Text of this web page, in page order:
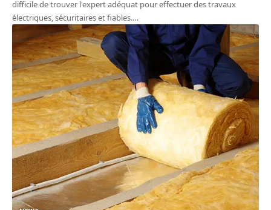
difficile de trouver l'expert adéquat pour effectuer des travaux
électriques, sécuritaires et fiables.…